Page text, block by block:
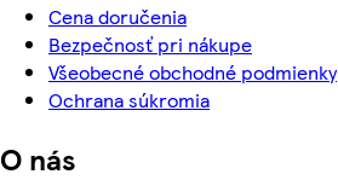
Cena doručenia
Bezpečnosť pri nákupe
Všeobecné obchodné podmienky
Ochrana súkromia
O nás